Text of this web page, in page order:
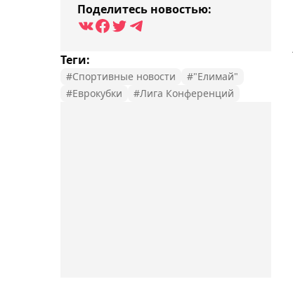
Поделитесь новостью:
Теги:
#Спортивные новости
#"Елимай"
#Еврокубки
#Лига Конференций